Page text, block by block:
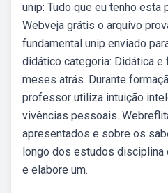
unip: Tudo que eu tenho esta
Webveja grátis o arquivo
fundamental unip enviado
didático categoria: Didática e
meses atrás. Durante
professor utiliza intuição
vivências pessoais.
apresentados e sobre os
longo dos estudos disciplina
e elabore um.